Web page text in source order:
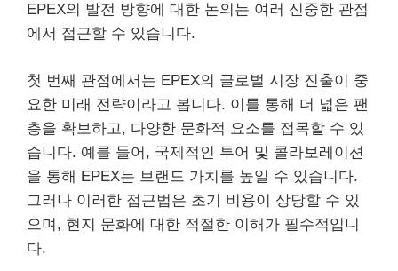
EPEX의 발전 방향에 대한 논의는 여러 신중한 관점
에서 접근할 수 있습니다.
첫 번째 관점에서는 EPEX의 글로벌 시장 진출이 중
요한 미래 전략이라고 봅니다. 이를 통해 더 넓은 팬
층을 확보하고, 다양한 문화적 요소를 접목할 수 있
습니다. 예를 들어, 국제적인 투어 및 콜라보레이션
을 통해 EPEX는 브랜드 가치를 높일 수 있습니다.
그러나 이러한 접근법은 초기 비용이 상당할 수 있
으며, 현지 문화에 대한 적절한 이해가 필수적입니
다.